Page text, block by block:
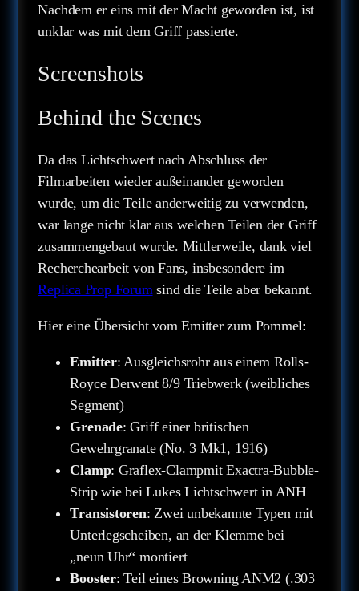
Nachdem er eins mit der Macht geworden ist, ist
unklar was mit dem Griff passierte.
Screenshots
Behind the Scenes
Da das Lichtschwert nach Abschluss der
Filmarbeiten wieder außeinander geworden
wurde, um die Teile anderweitig zu verwenden,
war lange nicht klar aus welchen Teilen der Griff
zusammengebaut wurde. Mittlerweile, dank viel
Recherchearbeit von Fans, insbesondere im
Replica Prop Forum sind die Teile aber bekannt.
Hier eine Übersicht vom Emitter zum Pommel:
Emitter: Ausgleichsrohr aus einem Rolls-
Royce Derwent 8/9 Triebwerk (weibliches
Segment)
Grenade: Griff einer britischen
Gewehrgranate (No. 3 Mk1, 1916)
Clamp: Graflex-Clampmit Exactra-Bubble-
Strip wie bei Lukes Lichtschwert in ANH
Transistoren: Zwei unbekannte Typen mit
Unterlegscheiben, an der Klemme bei
„neun Uhr“ montiert
Booster: Teil eines Browning ANM2 (.303